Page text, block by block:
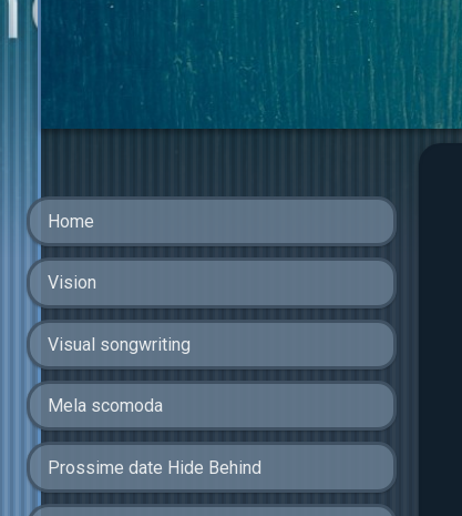
Home
Vision
Visual songwriting
Mela scomoda
Prossime date Hide Behind